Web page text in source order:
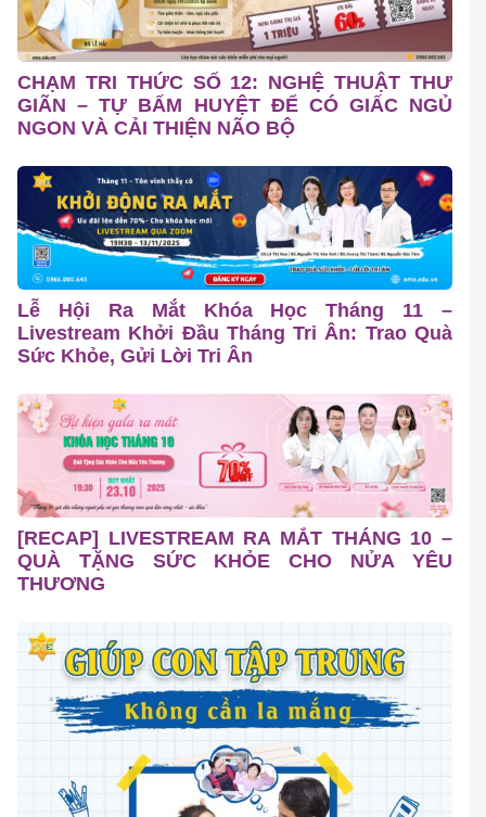
CHẠM TRI THỨC SỐ 12: NGHỆ THUẬT THƯ
GIÃN – TỰ BẤM HUYỆT ĐỂ CÓ GIẤC NGỦ
NGON VÀ CẢI THIỆN NÃO BỘ
Lễ Hội Ra Mắt Khóa Học Tháng 11 –
Livestream Khởi Đầu Tháng Tri Ân: Trao Quà
Sức Khỏe, Gửi Lời Tri Ân
[RECAP] LIVESTREAM RA MẮT THÁNG 10 –
QUÀ TẶNG SỨC KHỎE CHO NỬA YÊU
THƯƠNG